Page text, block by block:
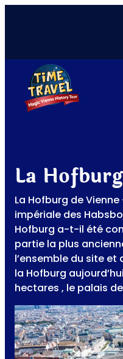
La
La Hofburg de
impériale des
Hofburg a-t-il été
partie la plus
l’ensemble du site et
la Hofburg
hectares , le palais